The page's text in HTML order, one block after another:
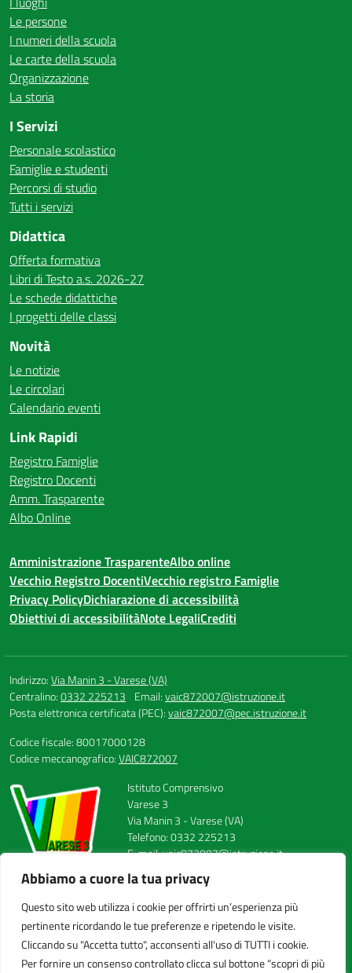
Abbiamo a cuore la tua privacy
Questo sito web utilizza i cookie per offrirti un’esperienza più
pertinente ricordando le tue preferenze e ripetendo le visite.
Cliccando su "Accetta tutto", acconsenti all'uso di TUTTI i cookie.
Per fornire un consenso controllato clicca sul bottone “scopri di più
Le persone
I numeri della scuola
Le carte della scuola
Organizzazione
La storia
I Servizi
Personale scolastico
Famiglie e studenti
Percorsi di studio
Tutti i servizi
Didattica
Offerta formativa
Libri di Testo a.s. 2026-27
Le schede didattiche
I progetti delle classi
Novità
Le notizie
Le circolari
Calendario eventi
Link Rapidi
Registro Famiglie
Registro Docenti
Amm. Trasparente
Albo Online
Amministrazione TrasparenteAlbo online
Vecchio Registro DocentiVecchio registro Famiglie
Privacy PolicyDichiarazione di accessibilità
Obiettivi di accessibilitàNote LegaliCrediti
Indirizzo:Via Manin 3 - Varese (VA)
Centralino:0332 225213 Email:vaic872007@istruzione.it
Posta elettronica certificata (PEC):vaic872007@pec.istruzione.it
Codice fiscale: 80017000128
Codice meccanografico:VAIC872007
Istituto Comprensivo
Varese 3
Via Manin 3 - Varese (VA)
Telefono: 0332 225213
E-mail: vaic872007@istruzione.it
PEC: vaic872007@pec.istruzione.it
Codice Meccanografico: VAIC872007
Codice Fiscale: 80017000128
FAX: 0332224558